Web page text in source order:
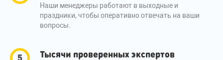
Наши менеджеры работают в выходные и
праздники, чтобы оперативно отвечать на ваши
вопросы.
Тысячи проверенных экспертов